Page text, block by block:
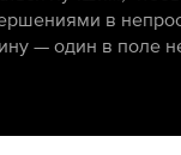
в
— один в поле